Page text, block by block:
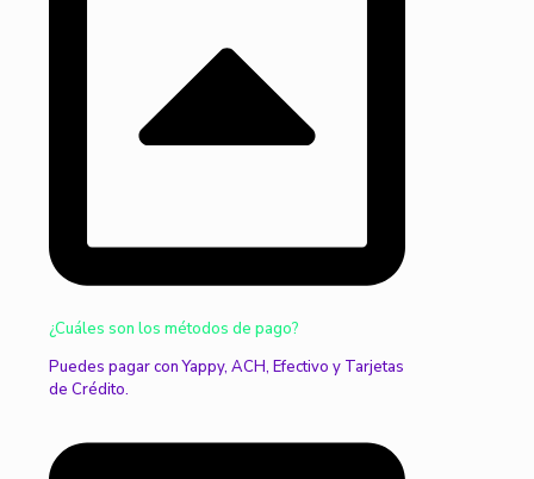
¿Cuáles son los métodos de pago?
Puedes pagar con Yappy, ACH, Efectivo y Tarjetas
de Crédito.